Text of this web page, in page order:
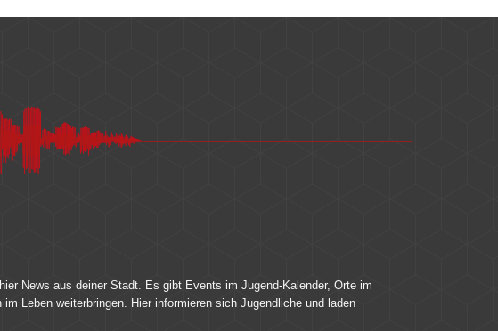
News aus deiner Stadt. Es gibt Events im Jugend-Kalender, Orte im
Leben weiterbringen. Hier informieren sich Jugendliche und laden